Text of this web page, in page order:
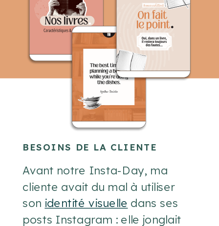
Avant notre Insta-Day, ma
cliente avait du mal à utiliser
son identité visuelle dans ses
posts Instagram : elle jonglait
BESOINS DE LA CLIENTE